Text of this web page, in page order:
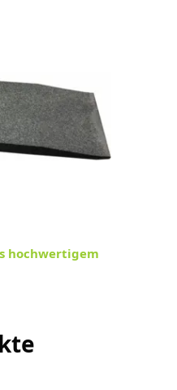
hochwertigem